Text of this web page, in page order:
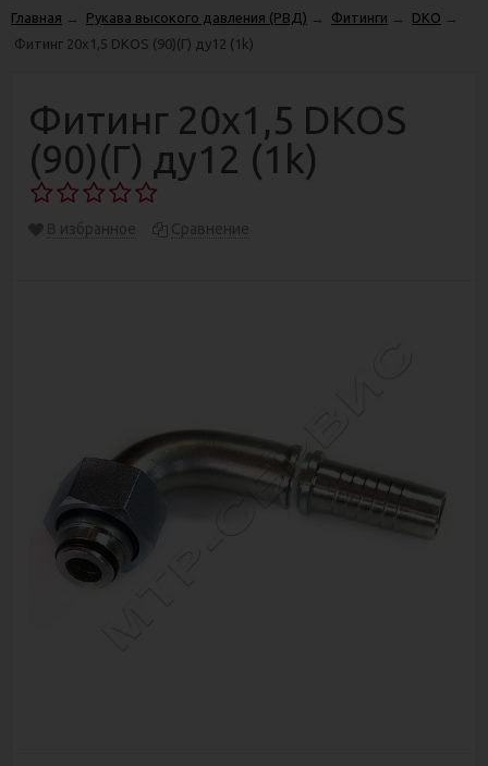
Главная Рукава высокого давления (РВД) Фитинги DKO
Фитинг 20х1,5 DKOS (90)(Г) ду12 (1k)
Фитинг 20х1,5 DKOS
(90)(Г) ду12 (1k)